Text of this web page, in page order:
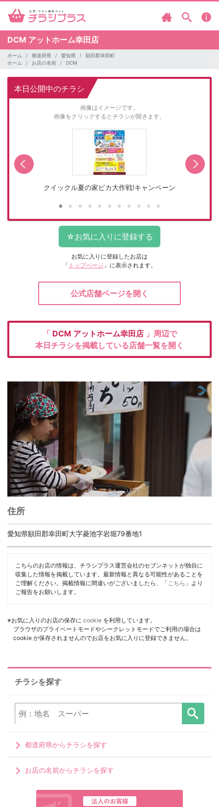
DCM アットホーム幸田店
ホーム 都道府県 愛知県
額田郡幸田町
ホーム
お店の名前 DCM
本日公開中のチラシ
画像はイメージです。
画像をクリックするとチラシが開きます。
クイックル夏の家ピカ大作戦!キャンペーン
お気に入りに登録したお店は
「 トップページ 」に表示されます。
公式店舗ページを開く
「 DCM アットホーム幸田店 」周辺で
本日チラシを掲載している店舗一覧を開く
住所
愛知県額田郡幸田町大字菱池字岩堀79番地1
こちらのお店の情報は、チラシプラス運営会社のセブンネットが独自に
収集した情報を掲載しています。最新情報と異なる可能性があることを
ご理解ください。掲載情報に間違いがございましたら、「 こちら 」より
ご報告をお願いします。
※お気に入りのお店の保存に cookie を利用しています。
ブラウザのプライベートモードやシークレットモードでご利用の場合は
cookie が保存されませんのでお店をお気に入りに登録できません。
チラシを探す
都道府県からチラシを探す
お店の名前からチラシを探す